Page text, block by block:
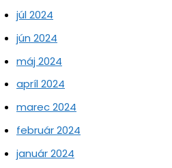
júl 2024
jún 2024
máj 2024
apríl 2024
marec 2024
február 2024
január 2024